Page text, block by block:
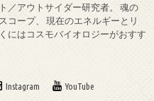
／アウトサイダー研究者。 魂の
コープ、 現在のエネルギーとリ
にはコスモバイオロジーがおすす
Instagram YouTube